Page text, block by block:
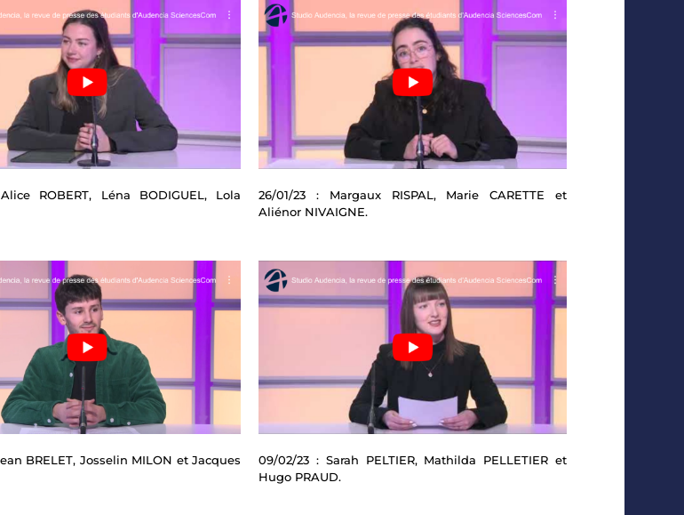
ROBERT, Léna BODIGUEL, Lola
26/01/23 : Margaux RISPAL, Marie CARETTE et
Aliénor NIVAIGNE.
BRELET, Josselin MILON et Jacques
09/02/23 : Sarah PELTIER, Mathilda PELLETIER et
Hugo PRAUD.